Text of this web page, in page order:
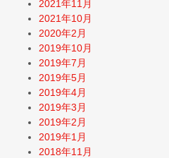
2021年11月
2021年10月
2020年2月
2019年10月
2019年7月
2019年5月
2019年4月
2019年3月
2019年2月
2019年1月
2018年11月